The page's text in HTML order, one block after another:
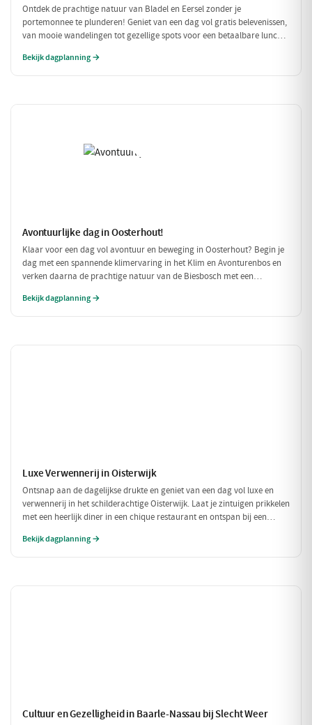
Ontdek de prachtige natuur van Bladel en Eersel zonder je
portemonnee te plunderen! Geniet van een dag vol gratis belevenissen,
van mooie wandelingen tot gezellige spots voor een betaalbare lunch.
zonder dat je veel hoeft uit te geven.
Bekijk dagplanning →
Avontuurlijke dag in Oosterhout!
Klaar voor een dag vol avontuur en beweging in Oosterhout? Begin je
dag met een spannende klimervaring in het Klim en Avonturenbos en
verken daarna de prachtige natuur van de Biesbosch met een
Natuurpoortcafé BOS & Co, waar je energie krijgt voor de volgende
Bekijk dagplanning →
Luxe Verwennerij in Oisterwijk
Ontsnap aan de dagelijkse drukte en geniet van een dag vol luxe en
verwennerij in het schilderachtige Oisterwijk. Laat je zintuigen prikkelen
met een heerlijk diner in een chique restaurant en ontspan bij een
in de watten te leggen.
Bekijk dagplanning →
Cultuur en Gezelligheid in Baarle-Nassau bij Slecht Weer